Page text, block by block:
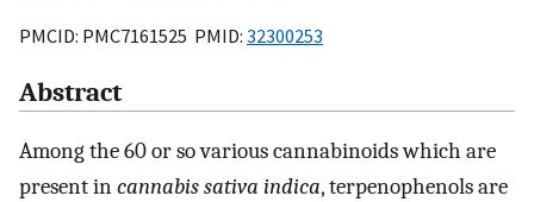
PMCID: PMC7161525 PMID: 32300253
Abstract
Among the 60 or so various cannabinoids which are
present incannabis sativa indica, terpenophenols are